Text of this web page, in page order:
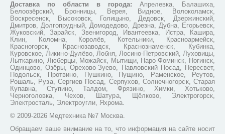
Доставка по области в города: Апрелевка, Балашиха,
Белоозёрский, Бронницы, Верея, Видное, Волоколамск,
Воскресенск, Высоковск, Голицыно, Дедовск, Дзержинский,
Дмитров, Долгопрудный, Домодедово, Дрезна, Дубна, Егорьевск,
Жуковский, Зарайск, Звенигород, Ивантеевка, Истра, Кашира,
Клин, Коломна, Королёв, Котельники, Красноармейск,
Красногорск, Краснозаводск, Краснознаменск, Кубинка,
Куровское, Ликино-Дулёво, Лобня, Лосино-Петровский, Луховицы,
Лыткарино, Люберцы, Можайск, Мытищи, Наро-Фоминск, Ногинск,
Одинцово, Озёры, Орехово-Зуево, Павловский Посад, Пересвет,
Подольск, Протвино, Пушкино, Пущино, Раменское, Реутов,
Рошаль, Руза, Сергиев Посад, Серпухов, Солнечногорск, Старая
Купавна, Ступино, Талдом, Фрязино, Химки, Хотьково,
Черноголовка, Чехов, Шатура, Щёлково, Электрогорск,
Электросталь, Электроугли, Яхрома.
© 2009-2026 Медтехника №7 Москва.
Обращаем ваше внимание на то, что информация на сайте носит